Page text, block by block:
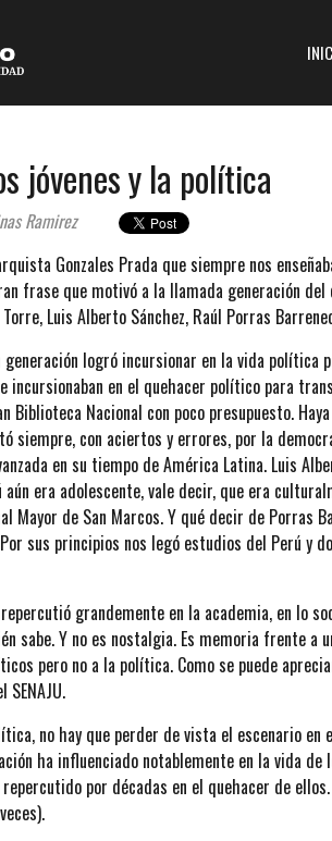
jóvenes y la política
Ramirez
Gonzales Prada que siempre nos
frase que motivó a la llamada generación
Luis Alberto Sánchez, Raúl Porras
logró incursionar en la vida política
incursionaban en el quehacer político para
Biblioteca Nacional con poco presupuesto.
siempre, con aciertos y errores, por la
en su tiempo de América Latina. Luis
era adolescente, vale decir, que era
Mayor de San Marcos. Y qué decir de Porras
sus principios nos legó estudios del Perú y
grandemente en la academia, en lo
sabe. Y no es nostalgia. Es memoria frente a
pero no a la política. Como se puede
no hay que perder de vista el escenario en
ha influenciado notablemente en la vida de
por décadas en el quehacer de